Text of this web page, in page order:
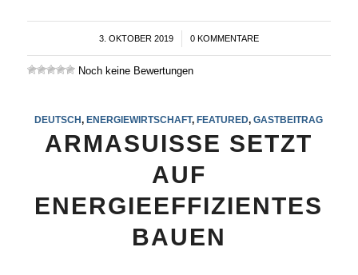
3. OKTOBER 2019
/ 0 KOMMENTARE
Noch keine Bewertungen
DEUTSCH,ENERGIEWIRTSCHAFT,FEATURED,GASTBEITRAG
ARMASUISSE SETZT
AUF
ENERGIEEFFIZIENTES
BAUEN